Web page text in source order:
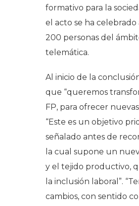
formativo para la
el acto se ha
200 personas del
telemática.
Al inicio de la
que “queremos
FP, para ofrecer
“Este es un objetivo
señalado antes de
la cual supone un
y el tejido productivo,
la inclusión laboral”.
cambios, con sentido